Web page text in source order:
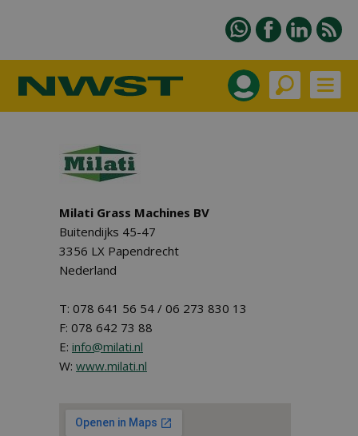
Milati Grass Machines BV
Buitendijks 45-47
3356 LX Papendrecht
Nederland
T: 078 641 56 54 / 06 273 830 13
F: 078 642 73 88
E: info@milati.nl
W: www.milati.nl